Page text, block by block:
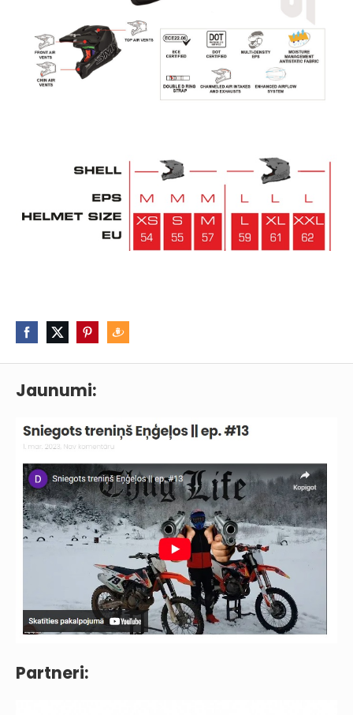
Jaunumi:
Partneri: